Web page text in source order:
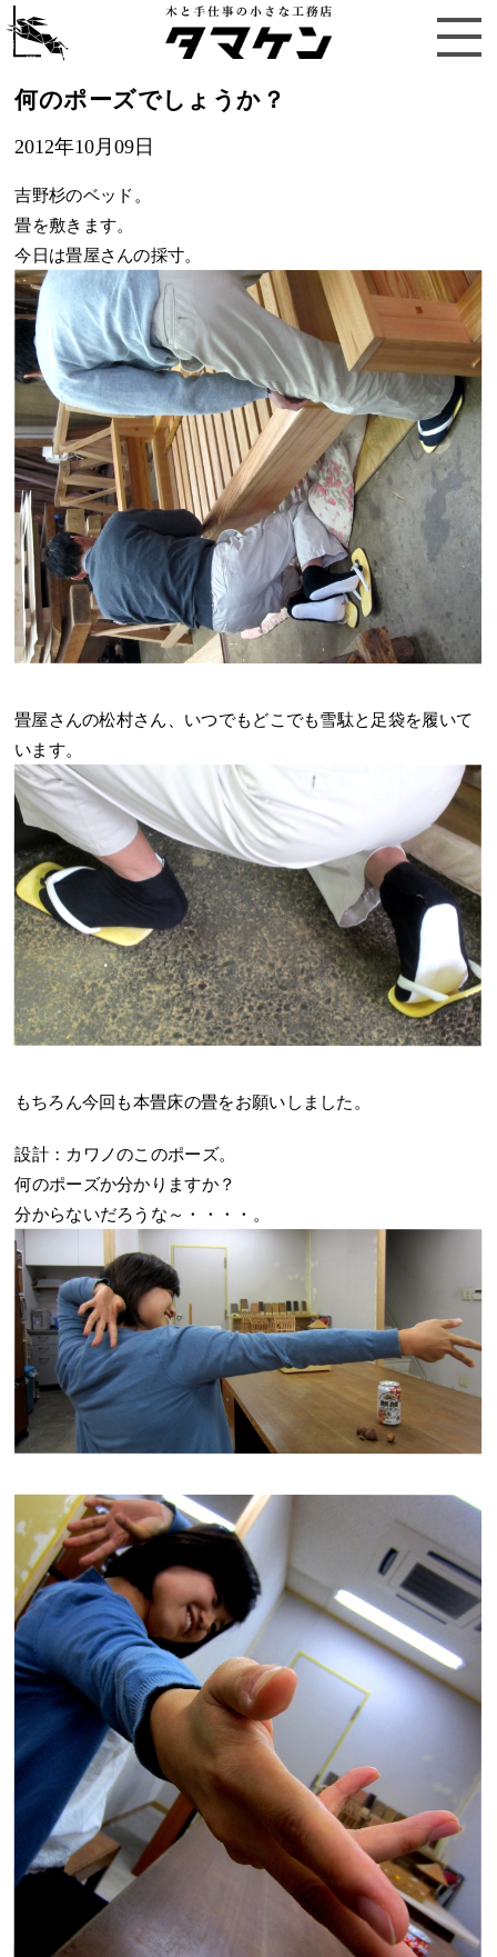
何のポーズでしょうか？
2012年10月09日
吉野杉のベッド。
畳を敷きます。
今日は畳屋さんの採寸。
畳屋さんの松村さん、いつでもどこでも雪駄と足袋を履いて
います。
もちろん今回も本畳床の畳をお願いしました。
設計：カワノのこのポーズ。
何のポーズか分かりますか？
分からないだろうな～・・・・。